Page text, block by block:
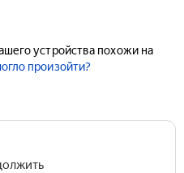
устройства похожи на
произойти?